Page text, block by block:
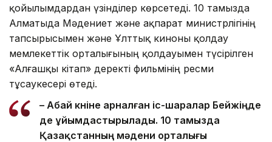
қойылымдардан үзінділер көрсетеді. 10 тамызда
Алматыда Мәдениет және ақпарат министрлігінің
тапсырысымен және Ұлттық киноны қолдау
мемлекеттік орталығының қолдауымен түсірілген
«Алғашқы кітап» деректі фильмінің ресми
тұсаукесері өтеді.
– Абай күніне арналған іс-шаралар Бейжіңде
де ұйымдастырылады. 10 тамызда
Қазақстанның мәдени орталығы